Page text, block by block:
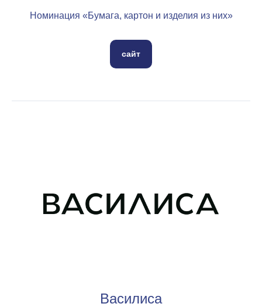
Номинация «Бумага, картон и изделия из них»
сайт
Василиса